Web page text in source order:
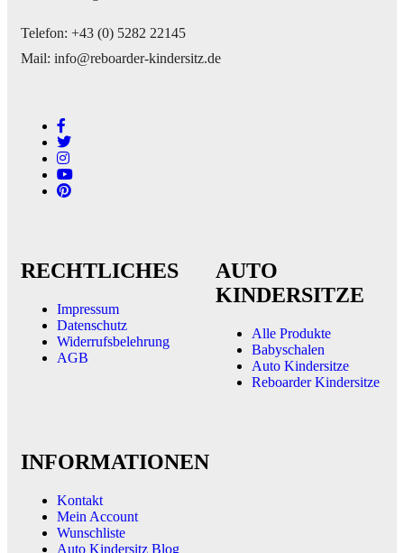
Telefon: +43 (0) 5282 22145
Mail: info@reboarder-kindersitz.de
RECHTLICHES
Impressum
Datenschutz
Widerrufsbelehrung
AGB
AUTO
KINDERSITZE
Alle Produkte
Babyschalen
Auto Kindersitze
Reboarder Kindersitze
INFORMATIONEN
Kontakt
Mein Account
Wunschliste
Auto Kindersitz Blog